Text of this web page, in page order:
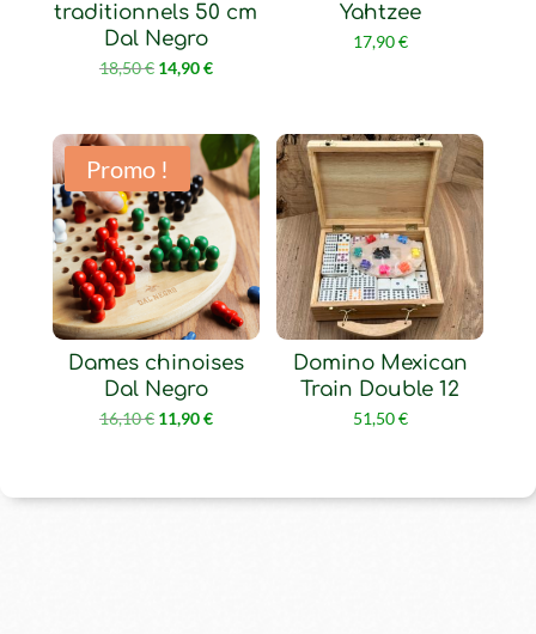
traditionnels 50 cm
Dal Negro
18,50€ Le
était :
18,50 €.
14,90€Le
est :
14,90 €.
Yahtzee
17,90€
Promo !
Dames chinoises
Dal Negro
16,10€ Le
11,90€Le
Domino Mexican
Train Double 12
51,50€